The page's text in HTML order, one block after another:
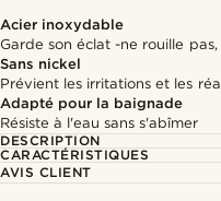
Acier inoxydable
Garde son éclat -ne rouille
Sans nickel
Prévient les irritations et les
Adapté pour la baignade
Résiste à l'eau sans s'abîmer
DESCRIPTION
CARACTÉRISTIQUES
AVIS CLIENT